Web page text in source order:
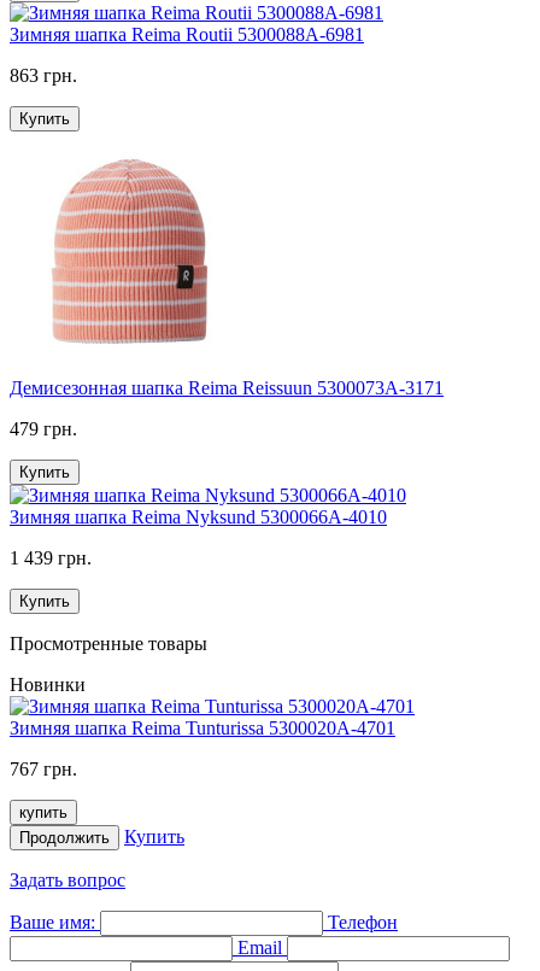
Зимняя шапка Reima Routii 5300088A-6981
863 грн.
Купить
Демисезонная шапка Reima Reissuun 5300073A-3171
479 грн.
Купить
Зимняя шапка Reima Nyksund 5300066A-4010
1 439 грн.
Купить
Просмотренные товары
Новинки
Зимняя шапка Reima Tunturissa 5300020A-4701
767 грн.
купить
Продолжить
Купить
Задать вопрос
Ваше имя:
Телефон
Email